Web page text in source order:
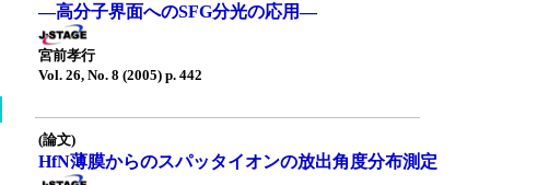
—高分子界面へのSFG分光の応用—
宮前孝行
Vol. 26, No. 8 (2005) p. 442
(論文)
HfN薄膜からのスパッタイオンの放出角度分布測定